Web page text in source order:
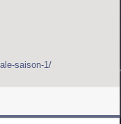
saison-1/